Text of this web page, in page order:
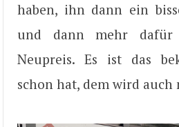
haben, ihn dann ein
und dann mehr
Neupreis. Es ist das
schon hat, dem wird auch